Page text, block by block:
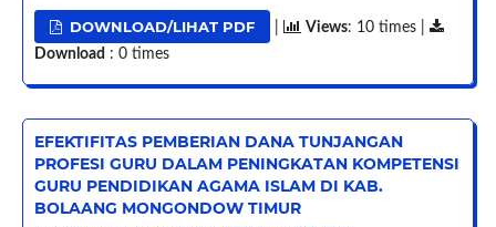
DOWNLOAD/LIHAT PDF Views: 10 times |
Download : 0 times
EFEKTIFITAS PEMBERIAN DANA TUNJANGAN
PROFESI GURU DALAM PENINGKATAN KOMPETENSI
GURU PENDIDIKAN AGAMA ISLAM DI KAB.
BOLAANG MONGONDOW TIMUR